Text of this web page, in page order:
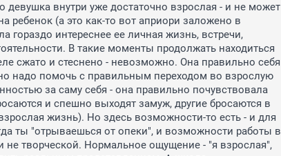
девушка внутри уже достаточно взрослая - и не может
ребенок (а это как-то вот априори заложено в
гораздо интереснее ее личная жизнь, встречи,
В такие моменты продолжать находиться
сжато и стеснено - невозможно. Она правильно себя
надо помочь с правильным переходом во взрослую
за саму себя - она правильно почувствовала
и спешно выходят замуж, другие бросаются в
жизнь). Но здесь возможности-то есть - и для
ты "отрываешься от опеки", и возможности работы в
не творческой. Нормальное ощущение - "я взрослая",